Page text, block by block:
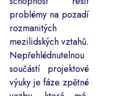
problémy na pozadí
rozmanitých
mezilidských vztahů.
Nepřehlédnutelnou
součástí projektové
výuky je fáze zpětné